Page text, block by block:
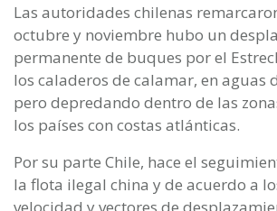
Las autoridades chilenas
octubre y noviembre hubo un
permanente de buques por el
los caladeros de calamar, en aguas
pero depredando dentro de las
los países con costas atlánticas.
Por su parte Chile, hace el
la flota ilegal china y de acuerdo a
velocidad y vectores de